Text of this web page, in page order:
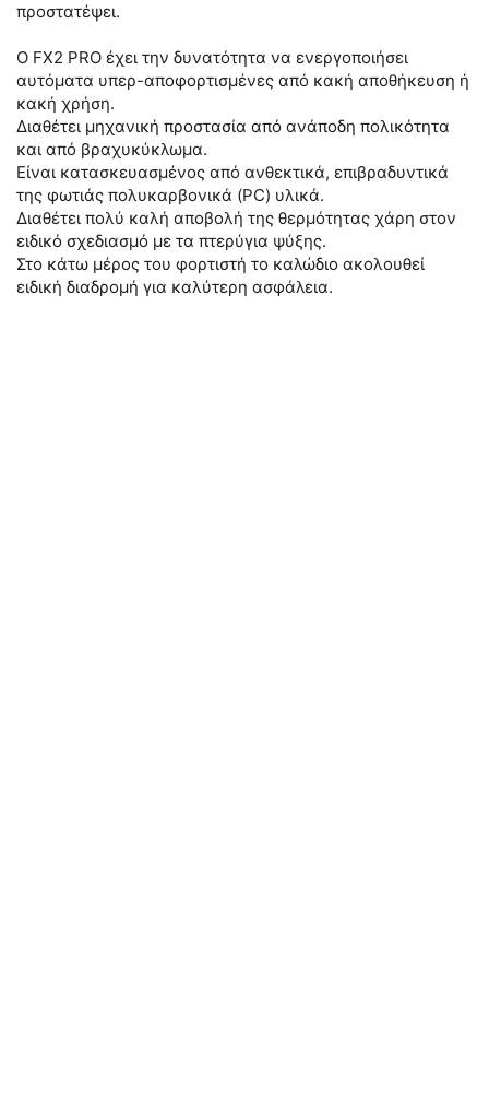
προστατέψει.
Ο FX2 PRO έχει την δυνατότητα να ενεργοποιήσει
αυτόματα υπερ-αποφορτισμένες από κακή αποθήκευση ή
κακή χρήση.
Διαθέτει μηχανική προστασία από ανάποδη πολικότητα
και από βραχυκύκλωμα.
Είναι κατασκευασμένος από ανθεκτικά, επιβραδυντικά
της φωτιάς πολυκαρβονικά (PC) υλικά.
Διαθέτει πολύ καλή αποβολή της θερμότητας χάρη στον
ειδικό σχεδιασμό με τα πτερύγια ψύξης.
Στο κάτω μέρος του φορτιστή το καλώδιο ακολουθεί
ειδική διαδρομή για καλύτερη ασφάλεια.